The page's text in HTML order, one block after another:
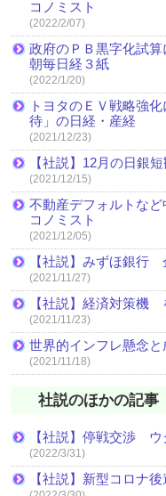
コノミスト
(2022/2/07)
政府のＰＢ黒字化試
朝毎日経３紙
(2022/1/20)
トヨタのＥＶ戦略強
待」の日経・産経
(2021/12/23)
【社説】12月の日銀
(2021/12/15)
不動産デフォルトな
コノミスト
(2021/12/05)
【社説】みずほ銀行
(2021/11/27)
【社説】経済対策機
(2021/11/23)
世界的インフレ懸念と
(2021/11/18)
社説のほかの記事
【社説】停戦交渉
(2022/3/31)
【社説】新型コロナ